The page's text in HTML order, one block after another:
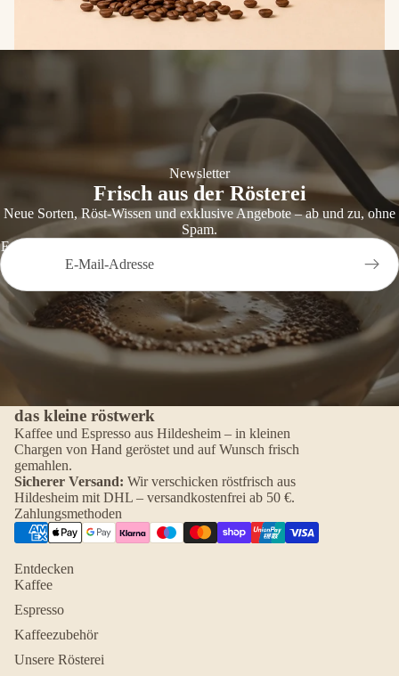
Newsletter
Frisch aus der Rösterei
Neue Sorten, Röst-Wissen und exklusive Angebote – ab und zu, ohne
Spam.
E-Mail
das kleine röstwerk
Kaffee und Espresso aus Hildesheim – in kleinen
Chargen von Hand geröstet und auf Wunsch frisch
gemahlen.
Sicherer Versand: Wir verschicken röstfrisch aus
Hildesheim mit DHL – versandkostenfrei ab 50 €.
Zahlungsmethoden
Entdecken
Kaffee
Espresso
Kaffeezubehör
Unsere Rösterei